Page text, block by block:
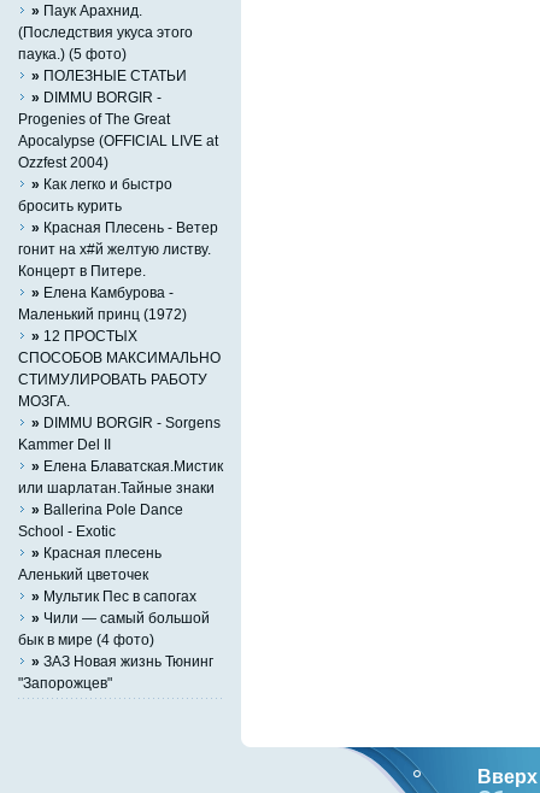
» Паук Арахнид.
(Последствия укуса этого
паука.) (5 фото)
» ПОЛЕЗНЫЕ СТАТЬИ
» DIMMU BORGIR -
Progenies of The Great
Apocalypse (OFFICIAL LIVE at
Ozzfest 2004)
» Как легко и быстро
бросить курить
» Красная Плесень - Ветер
гонит на х#й желтую листву.
Концерт в Питере.
» Елена Камбурова -
Маленький принц (1972)
» 12 ПРОСТЫХ
СПОСОБОВ МАКСИМАЛЬНО
СТИМУЛИРОВАТЬ РАБОТУ
МОЗГА.
» DIMMU BORGIR - Sorgens
Kammer Del II
» Елена Блаватская.Мистик
или шарлатан.Тайные знаки
» Ballerina Pole Dance
School - Exotic
» Красная плесень
Аленький цветочек
» Мультик Пес в сапогах
» Чили — самый большой
бык в мире (4 фото)
» ЗАЗ Новая жизнь Тюнинг
"Запорожцев"
Вверх